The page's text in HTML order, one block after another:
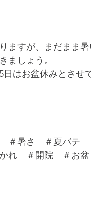
ますが、まだまま
ましょう。
はお盆休みとさせ
＃暑さ　＃夏バテ
れ　＃開院　＃お